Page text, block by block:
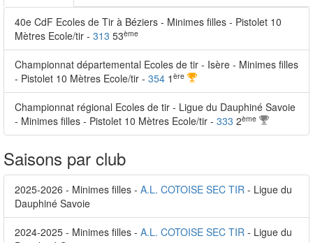
40e CdF Ecoles de Tir à Béziers - Minimes filles - Pistolet 10
Mètres Ecole/tir - 313 53ème
Championnat départemental Ecoles de tir - Isère - Minimes filles
- Pistolet 10 Mètres Ecole/tir - 354 1 ère
Championnat régional Ecoles de tir - Ligue du Dauphiné Savoie
- Minimes filles - Pistolet 10 Mètres Ecole/tir - 333 2ème
Saisons par club
2025-2026 - Minimes filles - A.L. COTOISE SEC TIR - Ligue du
Dauphiné Savoie
2024-2025 - Minimes filles - A.L. COTOISE SEC TIR - Ligue du